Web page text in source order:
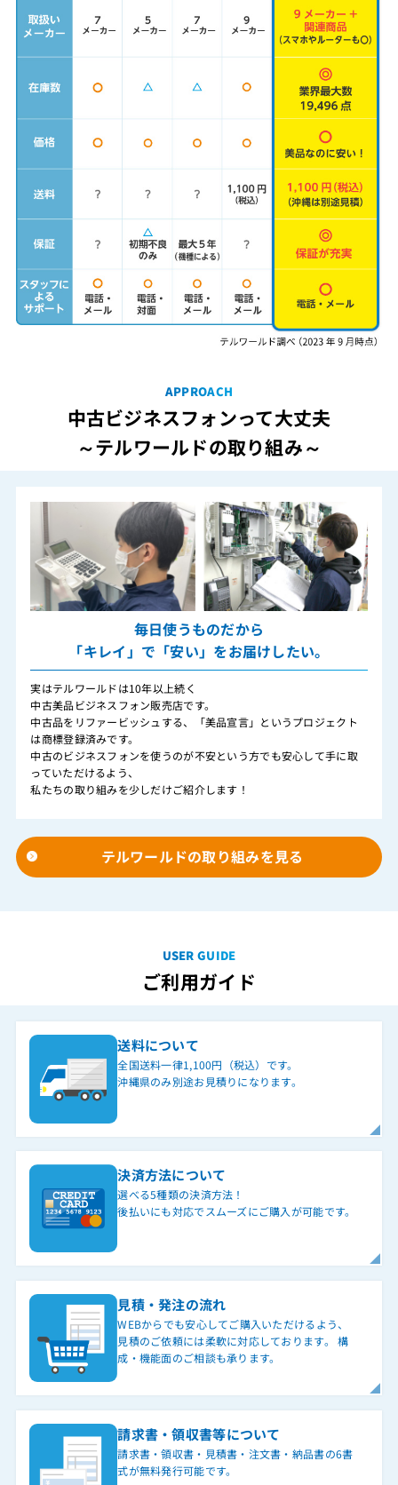
APPROACH
中古ビジネスフォンって大丈夫
～テルワールドの取り組み～
毎日使うものだから
「キレイ」で「安い」をお届けしたい。
実はテルワールドは10年以上続く
中古美品ビジネスフォン販売店です。
中古品をリファービッシュする、「美品宣言」というプロジェクト
は商標登録済みです。
中古のビジネスフォンを使うのが不安という方でも安心して手に取
っていただけるよう、
私たちの取り組みを少しだけご紹介します！
テルワールドの取り組みを見る
USER GUIDE
ご利用ガイド
送料について
全国送料一律1,100円（税込）です。
沖縄県のみ別途お見積りになります。
決済方法について
選べる5種類の決済方法！
後払いにも対応でスムーズにご購入が可能です。
見積・発注の流れ
WEBからでも安心してご購入いただけるよう、
見積のご依頼には柔軟に対応しております。 構
成・機能面のご相談も承ります。
請求書・領収書等について
請求書・領収書・見積書・注文書・納品書の6書
式が無料発行可能です。